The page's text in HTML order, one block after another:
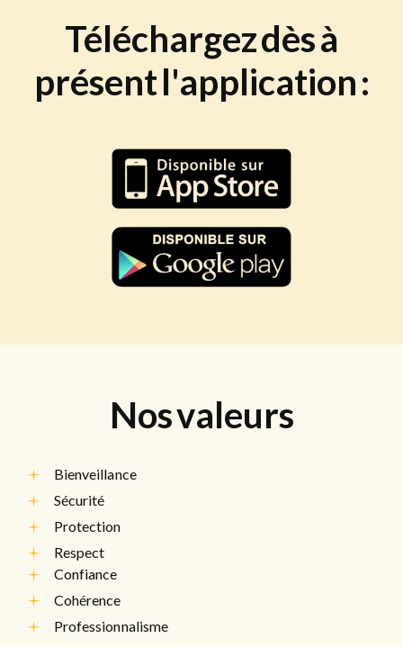
Téléchargezdèsà
présentl'application:
Nosvaleurs
Bienveillance
Sécurité
Protection
Respect
Confiance
Cohérence
Professionnalisme